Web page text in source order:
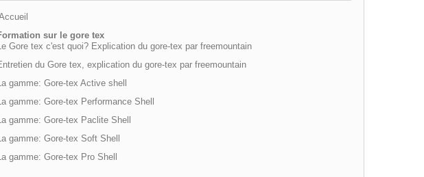
sur le gore tex
Gore tex c'est quoi? Explication du gore-tex par freemountain
du Gore tex, explication du gore-tex par freemountain
gamme: Gore-tex Active shell
gamme: Gore-tex Performance Shell
gamme: Gore-tex Paclite Shell
gamme: Gore-tex Soft Shell
gamme: Gore-tex Pro Shell